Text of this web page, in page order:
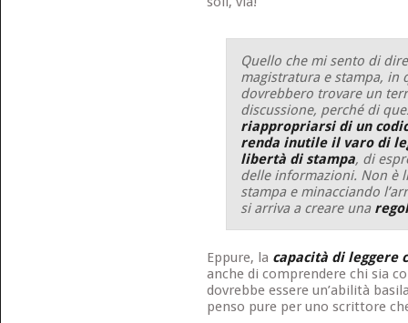
Quello che mi sento di
magistratura e stampa, in
dovrebbero trovare un
discussione, perché di
riappropriarsi di un
renda inutile il varo di
libertà di stampa, di
delle informazioni. Non è
stampa e minacciando
si arriva a creare una
Eppure, la capacità di leggere
anche di comprendere chi sia
dovrebbe essere un’abilità
penso pure per uno scrittore